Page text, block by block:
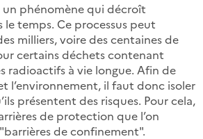
phénomène qui décroît
temps. Ce processus peut
milliers, voire des centaines de
certains déchets contenant
radioactifs à vie longue. Afin de
l’environnement, il faut donc isoler
présentent des risques. Pour cela,
de protection que l’on
de confinement".